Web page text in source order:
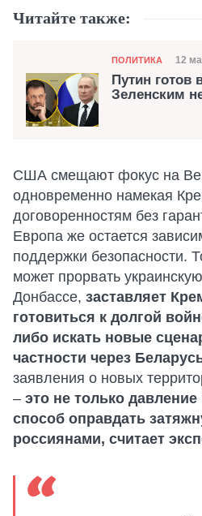
Читайте также:
Категория
ПОЛИТИКА 12
Путин готов
Зеленским
США смещают фокус на
одновременно намекая
договоренностям без
Европа же остается
поддержки безопасности.
может прорвать
Донбассе, заставляет
готовиться к долгой
либо искать новые
частности через
заявления о новых
– это не только
способ оправдать
россиянами, считает